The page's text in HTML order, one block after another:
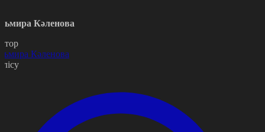
Кәленова
Кәленова